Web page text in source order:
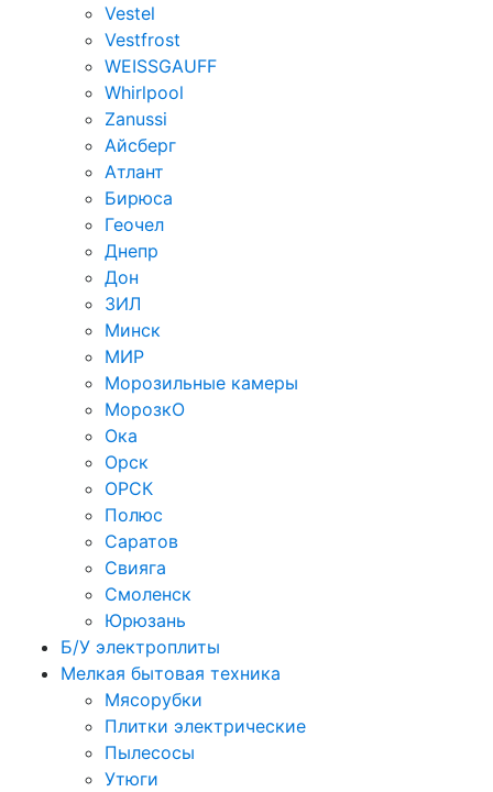
Vestel
Vestfrost
WEISSGAUFF
Whirlpool
Zanussi
Айсберг
Атлант
Бирюса
Геочел
Днепр
Дон
ЗИЛ
Минск
МИР
Морозильные камеры
МорозкО
Ока
Орск
ОРСК
Полюс
Саратов
Свияга
Смоленск
Юрюзань
Б/У электроплиты
Мелкая бытовая техника
Мясорубки
Плитки электрические
Пылесосы
Утюги